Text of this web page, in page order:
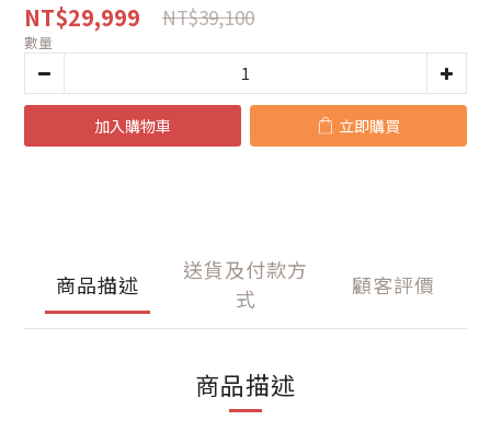
NT$29,999 NT$39,100
數量
加入購物車 立即購買
商品描述
送貨及付款方
式
顧客評價
商品描述